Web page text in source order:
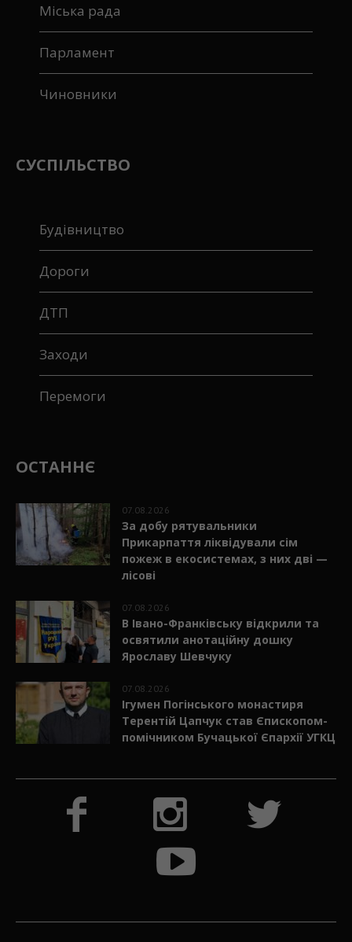
Міська рада
Парламент
Чиновники
СУСПІЛЬСТВО
Будівництво
Дороги
ДТП
Заходи
Перемоги
ОСТАННЄ
07.08.2026
За добу рятувальники
Прикарпаття ліквідували сім
пожеж в екосистемах, з них дві —
лісові
07.08.2026
В Івано-Франківську відкрили та
освятили анотаційну дошку
Ярославу Шевчуку
07.08.2026
Ігумен Погінського монастиря
Терентій Цапчук став Єпископом-
помічником Бучацької Єпархії УГКЦ